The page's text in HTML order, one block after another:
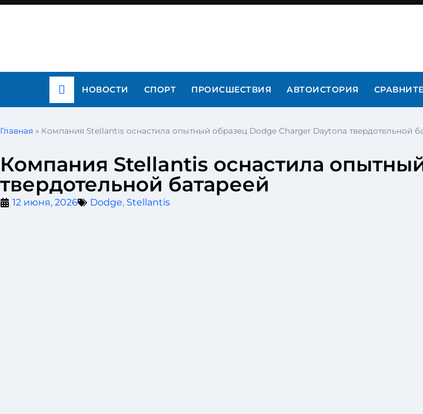
НОВОСТИ СПОРТ ПРОИСШЕСТВИЯ АВТОИСТОРИЯ
Главная » Компания Stellantis оснастила опытный образец Dodge Charger Daytona твердотельной
Компания Stellantis оснастила
твердотельной батареей
12 июня, 2026 Dodge, Stellantis